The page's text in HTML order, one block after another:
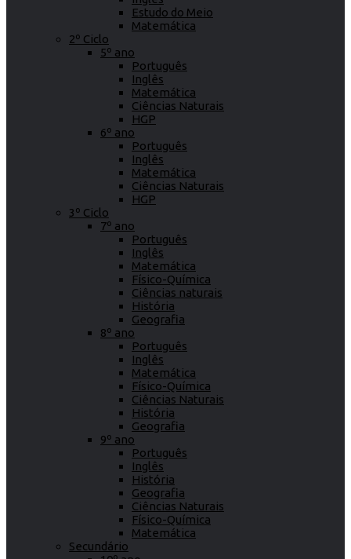
Estudo do Meio
Matemática
2º Ciclo
5º ano
Português
Inglês
Matemática
Ciências Naturais
HGP
6º ano
Português
Inglês
Matemática
Ciências Naturais
HGP
3º Ciclo
7º ano
Português
Inglês
Matemática
Físico-Química
Ciências naturais
História
Geografia
8º ano
Português
Inglês
Matemática
Físico-Química
Ciências Naturais
História
Geografia
9º ano
Português
Inglês
História
Geografia
Ciências Naturais
Físico-Química
Matemática
Secundário